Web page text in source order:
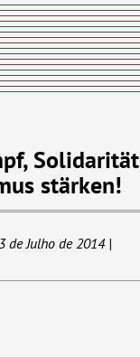
Solidarität
stärken!
de Julho de 2014 |